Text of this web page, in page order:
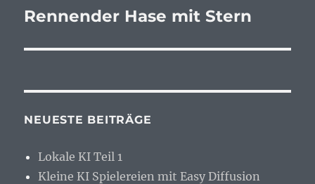
Rennender Hase mit Stern
NEUESTE BEITRÄGE
Lokale KI Teil 1
Kleine KI Spielereien mit Easy Diffusion